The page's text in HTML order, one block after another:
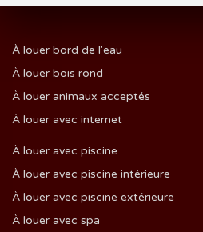
À louer bord de l'eau
À louer bois rond
À louer animaux acceptés
À louer avec internet
À louer avec piscine
À louer avec piscine intérieure
À louer avec piscine extérieure
À louer avec spa